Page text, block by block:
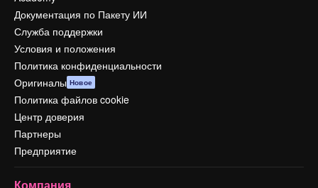
Документация по Пакету ИИ
Служба поддержки
Условия и положения
Политика конфиденциальности
Оригиналы Новое
Политика файлов cookie
Центр доверия
Партнеры
Предприятие